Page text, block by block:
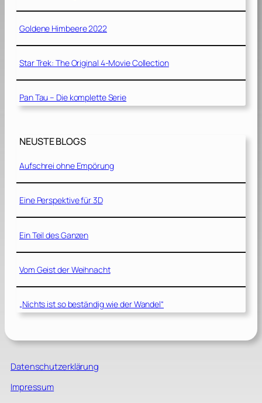
Goldene Himbeere 2022
Star Trek: The Original 4-Movie Collection
Pan Tau – Die komplette Serie
NEUSTE BLOGS
Aufschrei ohne Empörung
Eine Perspektive für 3D
Ein Teil des Ganzen
Vom Geist der Weihnacht
„Nichts ist so beständig wie der Wandel“
Datenschutzerklärung
Impressum